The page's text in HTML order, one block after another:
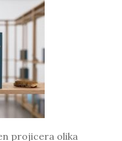
projicera olika